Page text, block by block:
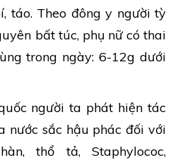
táo. Theo đông y người tỳ
bất túc, phụ nữ có thai
trong ngày: 6-12g dưới
người ta phát hiện tác
nước sắc hậu phác đối với
thổ tả, Staphylococ,